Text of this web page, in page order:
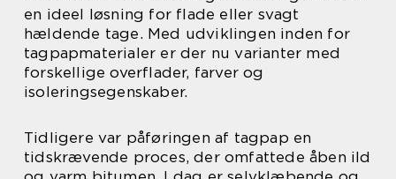
en ideel løsning for flade eller svagt
hældende tage. Med udviklingen inden for
tagpapmaterialer er der nu varianter med
forskellige overflader, farver og
isoleringsegenskaber.
Tidligere var påføringen af tagpap en
tidskrævende proces, der omfattede åben ild